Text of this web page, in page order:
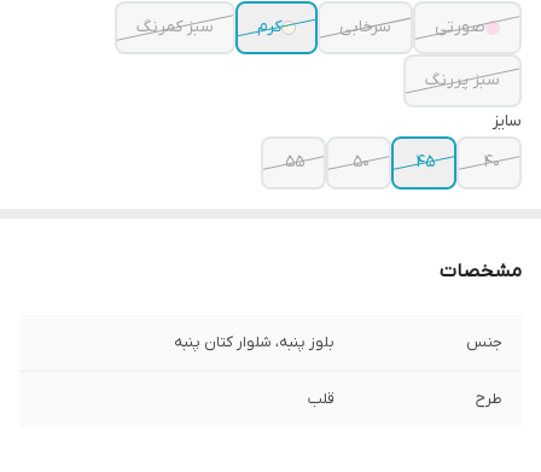
صورتی
سرخابی کرم سبز کمرنگ
سبز پررنگ
سایز
۴۰
۴۵ ۵۰ ۵۵
مشخصات
جنس بلوز پنبه، شلوار کتان پنبه
طرح قلب